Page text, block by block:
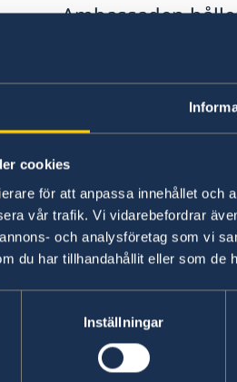
cookies
för att anpassa innehållet och
vår trafik. Vi vidarebefordrar
och analysföretag som vi
du har tillhandahållit eller som de
Inställningar
Ambassaden
Besöks- och
du komma på
oss under
Svenskar i en akut
05 eller maila ud-
Senast uppdaterad 19